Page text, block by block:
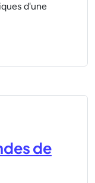
d'une
de